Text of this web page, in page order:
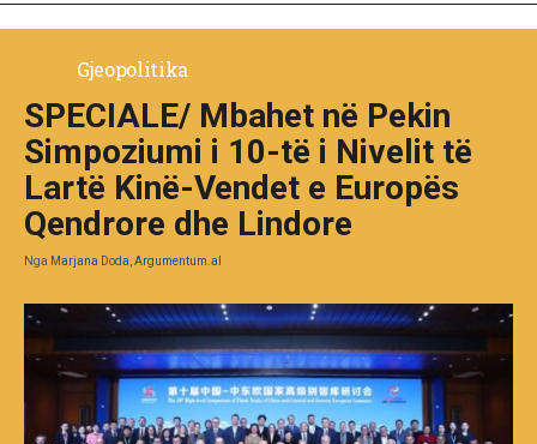
Gjeopolitika
SPECIALE/ Mbahet në Pekin
Simpoziumi i 10-të i Nivelit të
Lartë Kinë-Vendet e Europës
Qendrore dhe Lindore
Nga Marjana Doda, Argumentum.al